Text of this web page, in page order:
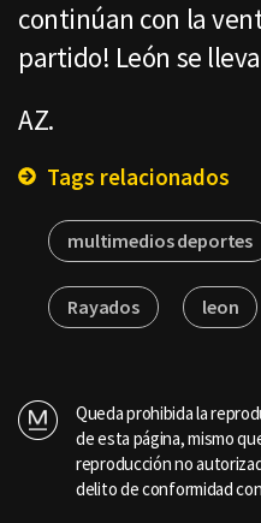
continúan con la
partido! León se
AZ.
Tags relacionados
multimedios deportes
Rayados leon
Queda prohibida la
de esta página, mismo
reproducción no
delito de conformidad